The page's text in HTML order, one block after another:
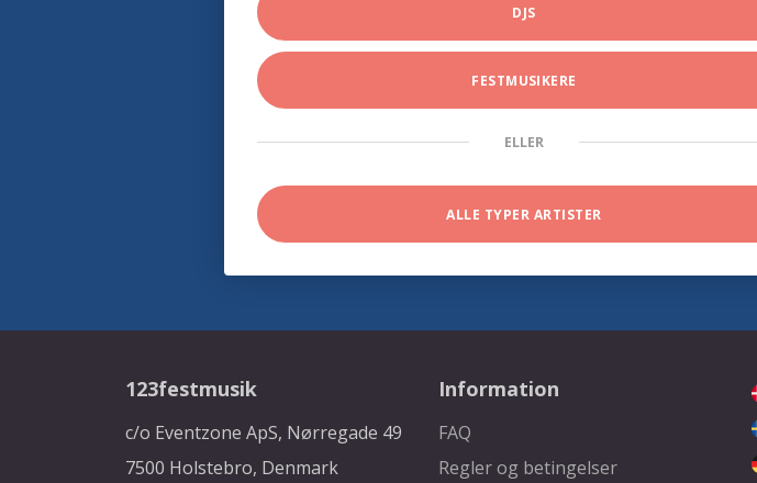
DJS
FESTMUSIKERE
ELLER
ALLE TYPER ARTISTER
123festmusik
c/o Eventzone ApS, Nørregade 49
7500 Holstebro, Denmark
Information
FAQ
Regler og betingelser